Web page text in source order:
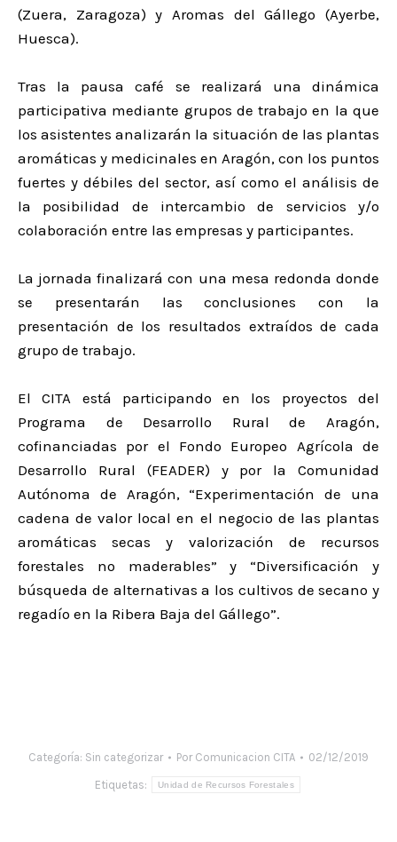
(Zuera, Zaragoza) y Aromas del Gállego (Ayerbe,
Huesca).
Tras la pausa café se realizará una dinámica
participativa mediante grupos de trabajo en la que
los asistentes analizarán la situación de las plantas
aromáticas y medicinales en Aragón, con los puntos
fuertes y débiles del sector, así como el análisis de
la posibilidad de intercambio de servicios y/o
colaboración entre las empresas y participantes.
La jornada finalizará con una mesa redonda donde
se presentarán las conclusiones con la
presentación de los resultados extraídos de cada
grupo de trabajo.
El CITA está participando en los proyectos del
Programa de Desarrollo Rural de Aragón,
cofinanciadas por el Fondo Europeo Agrícola de
Desarrollo Rural (FEADER) y por la Comunidad
Autónoma de Aragón, “Experimentación de una
cadena de valor local en el negocio de las plantas
aromáticas secas y valorización de recursos
forestales no maderables” y “Diversificación y
búsqueda de alternativas a los cultivos de secano y
regadío en la Ribera Baja del Gállego”.
Categoría: Sin categorizar Por Comunicacion CITA 02/12/2019
Etiquetas: Unidad de Recursos Forestales